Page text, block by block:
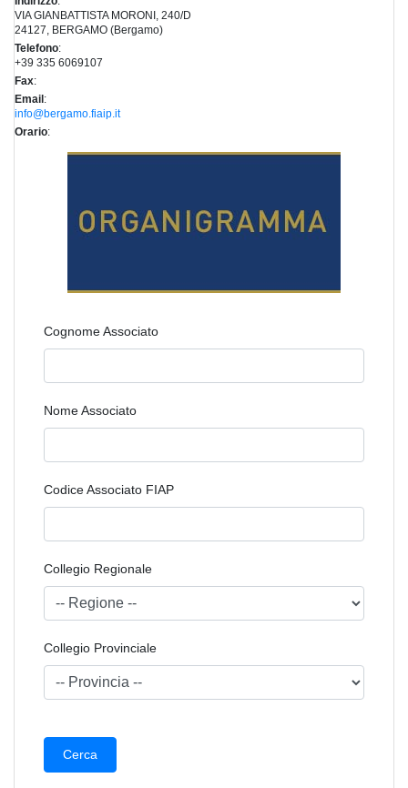
VIA GIANBATTISTA MORONI, 240/D
24127, BERGAMO (Bergamo)
Telefono:
+39 335 6069107
Fax:
Email :
info@bergamo.fiaip.it
Orario:
Cognome Associato
Nome Associato
Codice Associato FIAP
Collegio Regionale
Collegio Provinciale